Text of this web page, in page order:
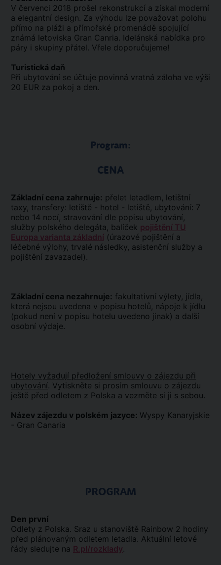
V červenci 2018 prošel rekonstrukcí a získal moderní
a elegantní design. Za výhodu lze považovat polohu
přímo na pláži a přímořské promenádě spojující
známá letoviska Gran Canria. Idelánská nabídka pro
páry i skupiny přátel. Vřele doporučujeme!
Turistická daň
Při ubytování se účtuje povinná vratná záloha ve výši
20 EUR za pokoj a den.
Program:
CENA
Základní cena zahrnuje: přelet letadlem, letištní
taxy, transfery: letiště - hotel - letiště, ubytování: 7
nebo 14 nocí, stravování dle popisu ubytování,
služby polského delegáta, balíček pojištění TU
Europa varianta základní (úrazové pojištění a
léčebné výlohy, trvalé následky, asistenční služby a
pojištění zavazadel).
Základní cena nezahrnuje: fakultativní výlety, jídla,
která nejsou uvedena v popisu hotelů, nápoje k jídlu
(pokud není v popisu hotelu uvedeno jinak) a další
osobní výdaje.
Hotely vyžadují předložení smlouvy o zájezdu při
ubytování. Vytiskněte si prosím smlouvu o zájezdu
ještě před odletem z Polska a vezměte si ji s sebou.
Název zájezdu v polském jazyce: Wyspy Kanaryjskie
- Gran Canaria
PROGRAM
Den první
Odlety z Polska. Sraz u stanoviště Rainbow 2 hodiny
před plánovaným odletem letadla. Aktuální letové
řády sledujte na R.pl/rozklady.